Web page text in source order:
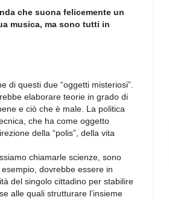
che suona felicemente un
musica, ma sono tutti in
di questi due “oggetti misteriosi”.
elaborare teorie in grado di
e ciò che è male. La politica
che ha come oggetto
della “polis”, della vita
chiamarle scienze, sono
dovrebbe essere in
del singolo cittadino per stabilire
alle quali strutturare l’insieme